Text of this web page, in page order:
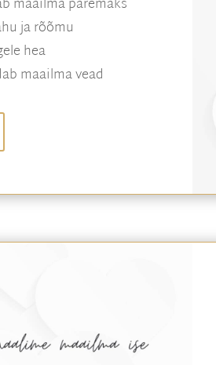
ja rõõmu
hea
maailma vead